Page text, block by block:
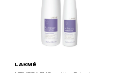
K.THERAPY Repair
Fluid